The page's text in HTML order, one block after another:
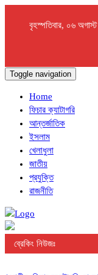
বৃহস্পতিবার, ০৬
Toggle navigation
Home
ফিচার ক্যাটাগরি
আন্তর্জাতিক
ইসলাম
খেলাধুলা
জাতীয়
প্রযুক্তি
রাজনীতি
ব্রেকিং নিউজঃ